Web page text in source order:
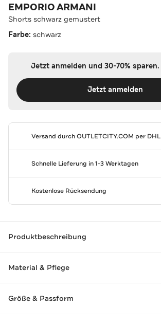
EMPORIO ARMANI
Shorts schwarz gemustert
Farbe: schwarz
Jetzt anmelden und 30-70% sparen.
Jetzt anmelden
Versand durchOUTLETCITY.COM per DHL
Schnelle Lieferung in 1-3 Werktagen
Kostenlose Rücksendung
Produktbeschreibung
Material & Pflege
Größe & Passform